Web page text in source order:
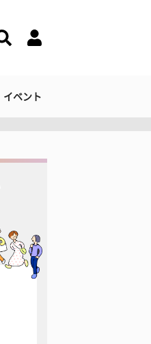
イベント